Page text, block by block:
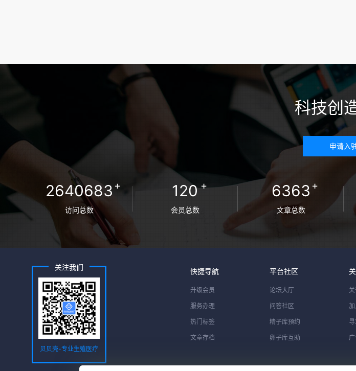
科技创
申请入
2640683 +
访问总数
120+
会员总数
6363 +
文章总数
关注我们
贝贝壳-专业生殖医疗
服务
快捷导航
升级会员
服务办理
热门标签
文章存档
平台社区
论坛大厅
问答社区
精子库预约
卵子库互助
关
加